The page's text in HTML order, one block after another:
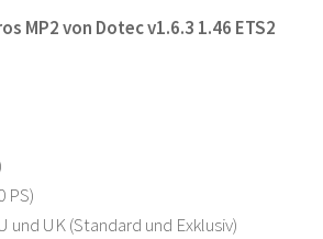
MP2 von Dotec v1.6.3 1.46 ETS2
PS)
und UK (Standard und Exklusiv)